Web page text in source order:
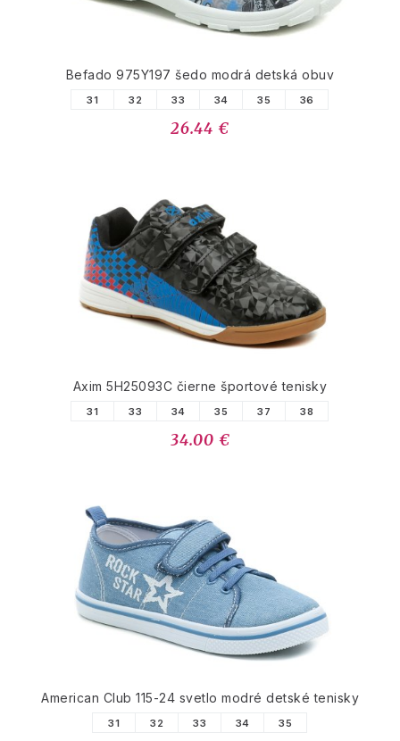
Befado 975Y197 šedo modrá detská obuv
31 32 33 34 35 36
26.44 €
Axim 5H25093C čierne športové tenisky
31 33 34 35 37 38
34.00 €
American Club 115-24 svetlo modré detské tenisky
31 32 33 34 35